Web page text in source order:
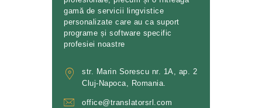
gamă de servicii lingvistice
personalizate care au ca suport
programe și software specific
profesiei noastre
str. Marin Sorescu nr. 1A, ap. 2
Cluj-Napoca, Romania.
office@translatorsrl.com